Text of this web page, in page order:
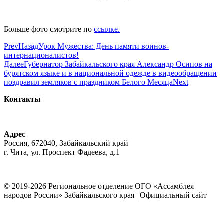
Больше фото смотрите по ссылке.
PrevНазадУрок Мужества: День памяти воинов-
интернационалистов!
ДалееГубернатор Забайкальского края Александр Осипов на
бурятском языке и в национальной одежде в видеообращении
поздравил земляков с праздником Белого МесяцаNext
Контакты
Адрес
Россия, 672040, Забайкальский край
г. Чита, ул. Проспект Фадеева, д.1
© 2019-2026 Региональное отделение ОГО «Ассамблея
народов России» Забайкальского края | Официальный сайт